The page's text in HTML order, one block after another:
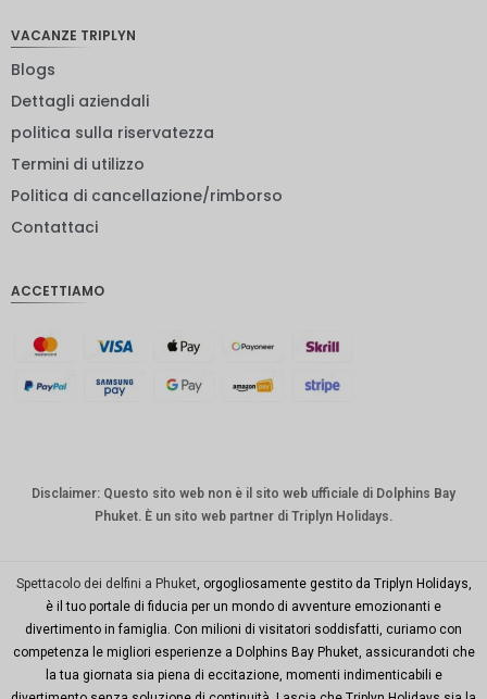
euro
rupia
indiana
danese
CHF
australia
Città di
New
York
TWD
VACANZE TRIPLYN
Blogs
Dettagli aziendali
politica sulla riservatezza
Termini di utilizzo
Politica di cancellazione/rimborso
Contattaci
ACCETTIAMO
Disclaimer: Questo sito web non è il sito web ufficiale di Dolphins Bay
Phuket. È un sito web partner di Triplyn Holidays.
Spettacolo dei delfini a Phuket , orgogliosamente gestito da Triplyn Holidays,
è il tuo portale di fiducia per un mondo di avventure emozionanti e
divertimento in famiglia. Con milioni di visitatori soddisfatti, curiamo con
competenza le migliori esperienze a Dolphins Bay Phuket, assicurandoti che
la tua giornata sia piena di eccitazione, momenti indimenticabili e